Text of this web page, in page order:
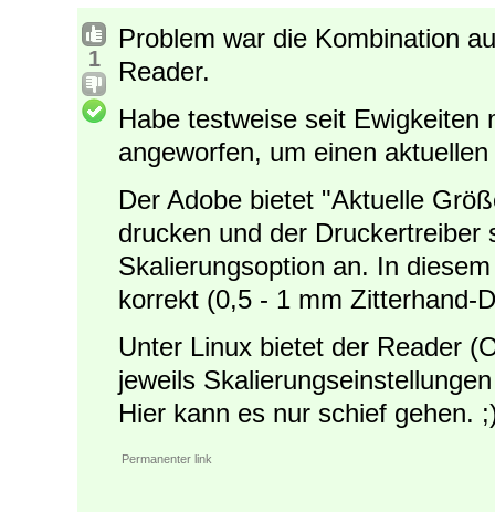
1
Problem war die Kombination
Reader.
Habe testweise seit Ewigkeiten
angeworfen, um einen
Der Adobe bietet "Aktuelle
drucken und der Druckertreiber
Skalierungsoption an. In
korrekt (0,5 - 1 mm Zitterhand-
Unter Linux bietet der Reader
jeweils
Hier kann es nur schief gehen.
Permanenter link